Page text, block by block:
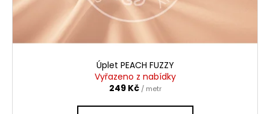
Úplet PEACH FUZZY
Vyřazeno z nabídky
249 Kč / metr